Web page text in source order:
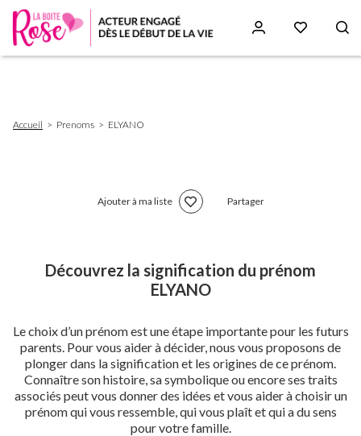
d'Ariane
Accueil Prenoms ELYANO
Ajouter à ma liste Partager
Découvrez la signification du prénom
ELYANO
Le choix d’un prénom est une étape importante pour les futurs
parents. Pour vous aider à décider, nous vous proposons de
plonger dans la signification et les origines de ce prénom.
Connaître son histoire, sa symbolique ou encore ses traits
associés peut vous donner des idées et vous aider à choisir un
prénom qui vous ressemble, qui vous plaît et qui a du sens
pour votre famille.